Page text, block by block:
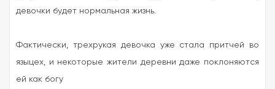
девочки будет нормальная жизнь.
Фактически, трехрукая девочка уже стала притчей во
языцех, и некоторые жители деревни даже поклоняются
ей как богу